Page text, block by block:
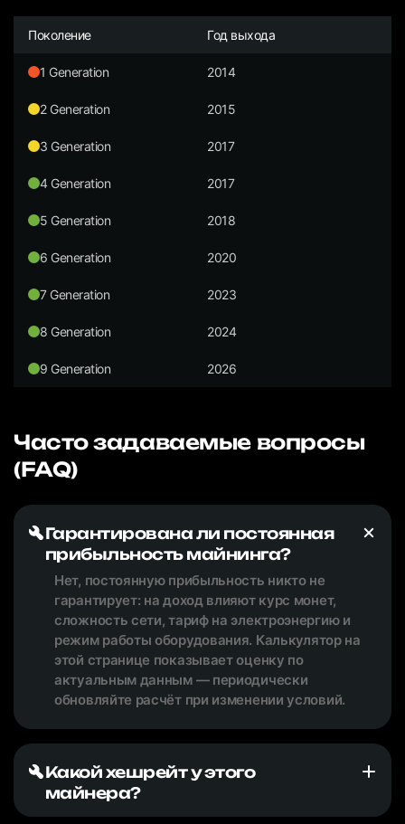
Поколение Год выхода
1 Generation 2014
2 Generation 2015
3 Generation 2017
4 Generation 2017
5 Generation 2018
6 Generation 2020
7 Generation 2023
8 Generation 2024
9 Generation 2026
Часто задаваемые вопросы
(FAQ)
Гарантирована ли постоянная
прибыльность майнинга?
Нет, постоянную прибыльность никто не
гарантирует: на доход влияют курс монет,
сложность сети, тариф на электроэнергию и
режим работы оборудования. Калькулятор на
этой странице показывает оценку по
актуальным данным — периодически
обновляйте расчёт при изменении условий.
Какой хешрейт у этого
майнера?